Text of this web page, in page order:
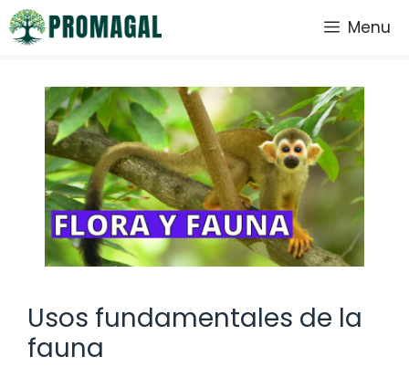
Saltar
al
Menu
Usos fundamentales de la
fauna